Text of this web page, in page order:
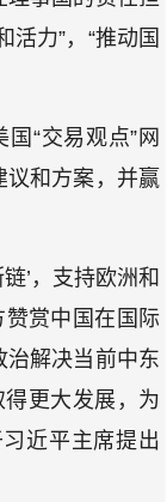
活力”，“推动国
“交易观点”网
和方案，并赢
’，支持欧洲和
赞赏中国在国际
解决当前中东
得更大发展，为
近平主席提出